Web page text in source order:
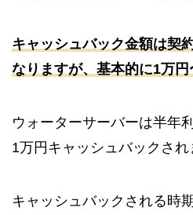
キャッシュバック金額は契
なりますが、基本的に1万
ウォーターサーバーは半年
1万円キャッシュバックされ
キャッシュバックされる時